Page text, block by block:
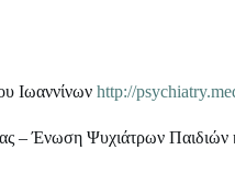
Ιωαννίνων http://
– Ένωση Ψυχιάτρων